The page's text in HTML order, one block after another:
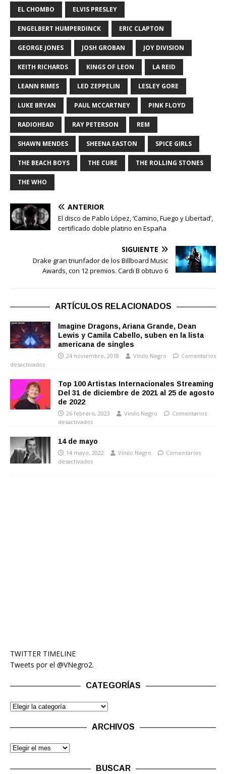
EL CHOMBO ELVIS PRESLEY
ENGELBERT HUMPERDINCK ERIC CLAPTON
GEORGE JONES JOSH GROBAN JOY DIVISION
KEITH RICHARDS KINGS OF LEON LA REID
LEANN RIMES LED ZEPPELIN LESLEY GORE
LUKE BRYAN PAUL MCCARTNEY PINK FLOYD
RADIOHEAD RAY PETERSON REM
SHAWN MENDES SHEENA EASTON SPICE GIRLS
THE BEACH BOYS THE CURE THE ROLLING STONES
THE WHO
ANTERIOR
El disco de Pablo López, ‘Camino, Fuego y Libertad’,
certificado doble platino en España
SIGUIENTE
Drake gran triunfador de los Billboard Music
Awards, con 12 premios. Cardi B obtuvo 6
ARTÍCULOS RELACIONADOS
Imagine Dragons, Ariana Grande, Dean
Lewis y Camila Cabello, suben en la lista
americana de singles
24 noviembre, 2018 Vinilo Negro
Comentarios
desactivados
Top 100 Artistas Internacionales Streaming
Del 31 de diciembre de 2021 al 25 de agosto
de 2022
26 febrero, 2023 Vinilo Negro
Comentarios
desactivados
14 de mayo
14 mayo, 2022 Vinilo Negro
Comentarios
desactivados
TWITTER TIMELINE
Tweets por el @VNegro2.
CATEGORÍAS
ARCHIVOS
BUSCAR